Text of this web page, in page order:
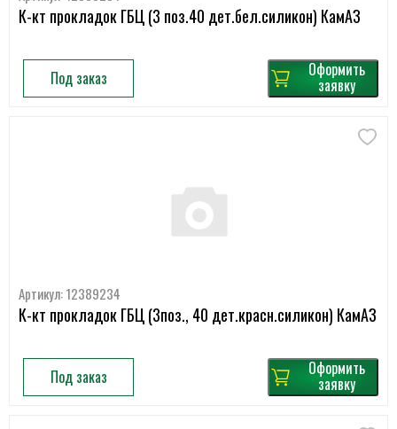
К-кт прокладок ГБЦ (3 поз.40 дет.бел.силикон) КамАЗ
Под заказ Оформить
заявку
Артикул: 12389234
К-кт прокладок ГБЦ (3поз., 40 дет.красн.силикон) КамАЗ
Под заказ Оформить
заявку